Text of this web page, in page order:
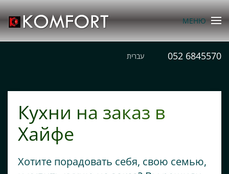
Перейти к содержимому
МЕНЮ
עברית 052 6845570
Кухни на заказ в
Хайфе
Хотите порадовать себя, свою семью,